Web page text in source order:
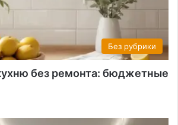
Без рубрики
без ремонта: бюджетные